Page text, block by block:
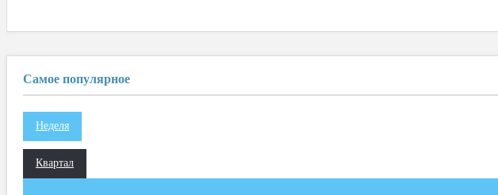
Самое популярное
Неделя
Квартал